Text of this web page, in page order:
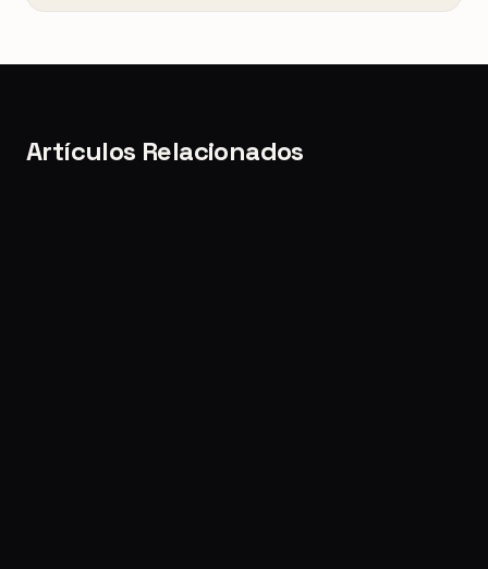
Artículos Relacionados